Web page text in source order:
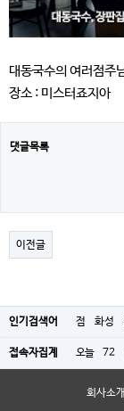
대동국수의 여러점주
장소 : 미스터죠지아
댓글목록
이전글
인기검색어 점 화성
접속자집계 오늘 72
회사소개